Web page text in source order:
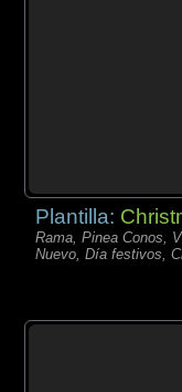
Plantilla:
Rama, Pinea Conos,
Nuevo, Día festivos,